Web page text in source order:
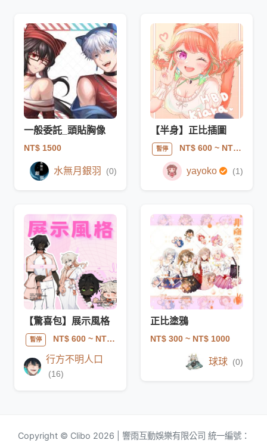
一般委託_頭貼胸像
NT$ 1500
水無月銀羽 (0)
【半身】正比插圖
暫停 NT$ 600~ NT$ 1200
yayoko (1)
【驚喜包】展示風格
暫停 NT$ 600~ NT$ 2500
行方不明人口
(16)
正比塗鴉
NT$ 300 ~ NT$ 1000
球球 (0)
Copyright © Clibo 2026 | 響雨互動娛樂有限公司 統一編號：